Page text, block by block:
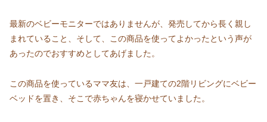
最新のベビーモニターではありませんが、発売してから長く親し
まれていること、そして、この商品を使ってよかったという声が
あったのでおすすめとしてあげました。
この商品を使っているママ友は、一戸建ての2階リビングにベビー
ベッドを置き、そこで赤ちゃんを寝かせていました。